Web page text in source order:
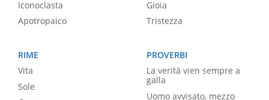
Iconoclasta
Apotropaico
Gioia
Tristezza
RIME
Vita
Sole
PROVERBI
La verità vien sempre a
galla
Uomo avvisato, mezzo